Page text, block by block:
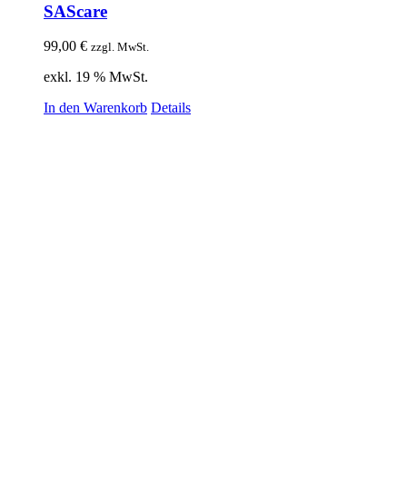
SAScare
99,00 € zzgl. MwSt.
exkl. 19 % MwSt.
In den Warenkorb Details